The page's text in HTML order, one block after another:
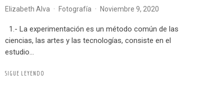
Elizabeth Alva · Fotografía · noviembre 9, 2020
1.- La experimentación es un método común de las
ciencias, las artes y las tecnologías, consiste en el
estudio...
SIGUE LEYENDO